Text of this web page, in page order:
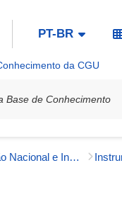
PT-BR
da CGU
Articulação Nacional e Internacional